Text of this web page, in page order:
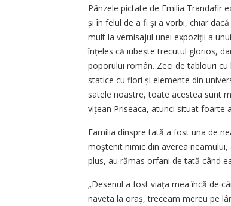
Pânzele pictate de Emilia Trandafir
și în felul de a fi și a vorbi, chiar
mult la vernisajul unei expoziții a
înțeles că iubește trecutul glorios,
poporului român. Zeci de ­tablouri
statice cu flori și elemente din
satele noastre, toate acestea sunt
vițean Priseaca, atunci situat foarte
Familia dinspre tată a fost una de
moștenit nimic din averea
plus, au rămas orfani de tată când
„Desenul a fost viața mea încă de
naveta la oraș, treceam mereu pe